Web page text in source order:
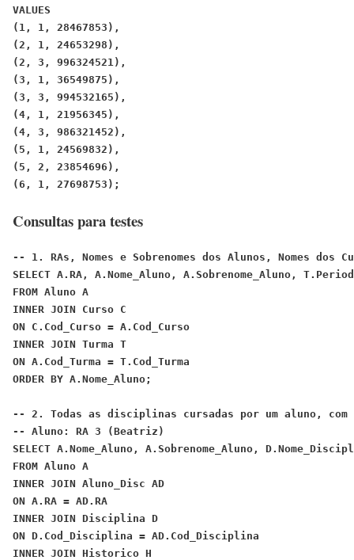
VALUES
(1, 1, 28467853),
(2, 1, 24653298),
(2, 3, 996324521),
(3, 1, 36549875),
(3, 3, 994532165),
(4, 1, 21956345),
(4, 3, 986321452),
(5, 1, 24569832),
(5, 2, 23854696),
(6, 1, 27698753);
Consultas para testes
-- 1. RAs, Nomes e Sobrenomes dos Alunos, Nomes
SELECT A.RA, A.Nome_Aluno, A.Sobrenome_Aluno,
FROM Aluno A
INNER JOIN Curso C
ON C.Cod_Curso = A.Cod_Curso
INNER JOIN Turma T
ON A.Cod_Turma = T.Cod_Turma
-- 2. Todas as disciplinas cursadas por um aluno,
-- Aluno: RA 3 (Beatriz)
SELECT A.Nome_Aluno, A.Sobrenome_Aluno,
FROM Aluno A
INNER JOIN Aluno_Disc AD
ON A.RA = AD.RA
INNER JOIN Disciplina D
ON D.Cod_Disciplina = AD.Cod_Disciplina
INNER JOIN Historico H